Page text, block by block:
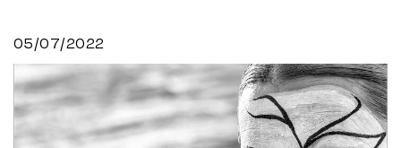
05/07/2022